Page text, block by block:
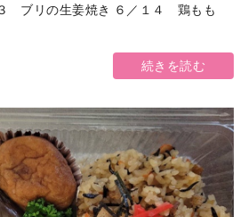
３ ブリの生姜焼き ６／１４ 鶏もも
続きを読む